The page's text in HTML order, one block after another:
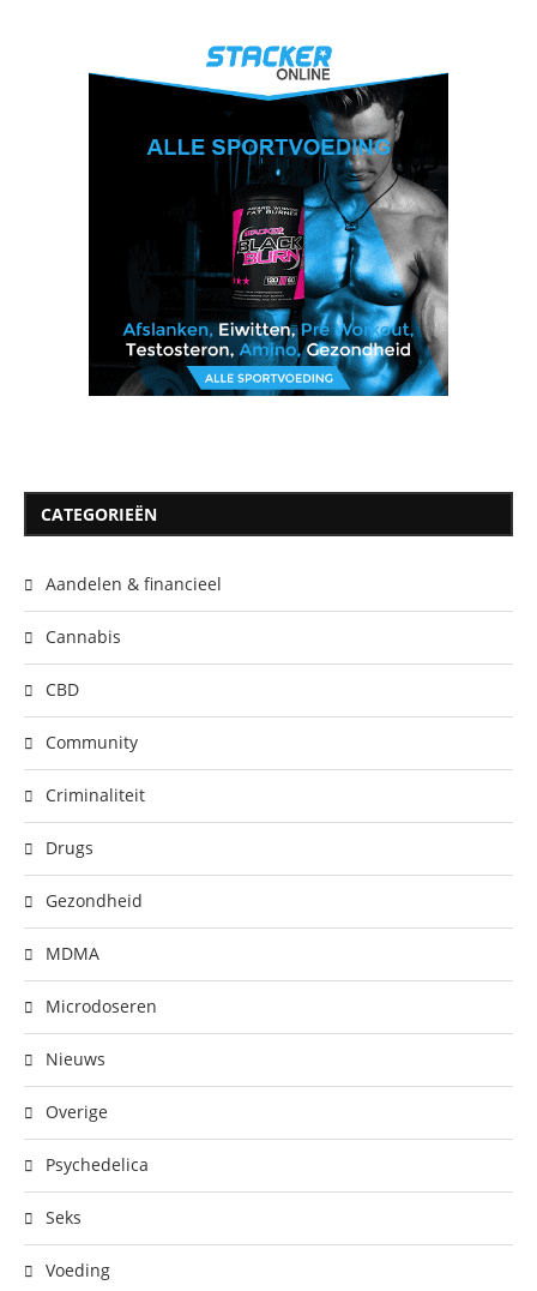
CATEGORIEËN
Aandelen & financieel
Cannabis
CBD
Community
Criminaliteit
Drugs
Gezondheid
MDMA
Microdoseren
Nieuws
Overige
Psychedelica
Seks
Voeding